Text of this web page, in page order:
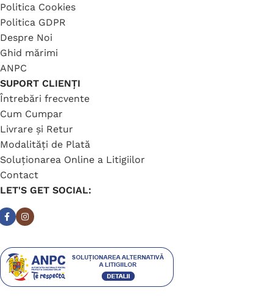
Politica Cookies
Politica GDPR
Despre Noi
Ghid mărimi
ANPC
SUPORT CLIENȚI
Întrebări frecvente
Cum Cumpar
Livrare și Retur
Modalități de Plată
Soluționarea Online a Litigiilor
Contact
LET'S GET SOCIAL: